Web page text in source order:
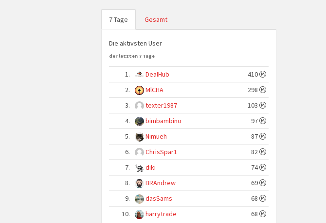
7 Tage Gesamt
Die aktivsten User
der letzten 7 Tage
1. DealHub
410
2.
MlCHA
298
3.
texter1987
103
4.
bimbambino
97
5.
Nimueh
87
6.
ChrisSpar1
82
7.
diki
74
8.
BRAndrew
69
9.
dasSams
68
10.
harrytrade 68